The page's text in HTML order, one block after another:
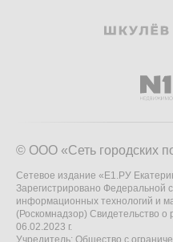
© ООО «Сеть городских
Сетевое издание «Е1.РУ
Зарегистрировано Федеральной
информационных технологий и
(Роскомнадзор) Свидетельство
06.02.2023 г.
Учредитель: Общество с